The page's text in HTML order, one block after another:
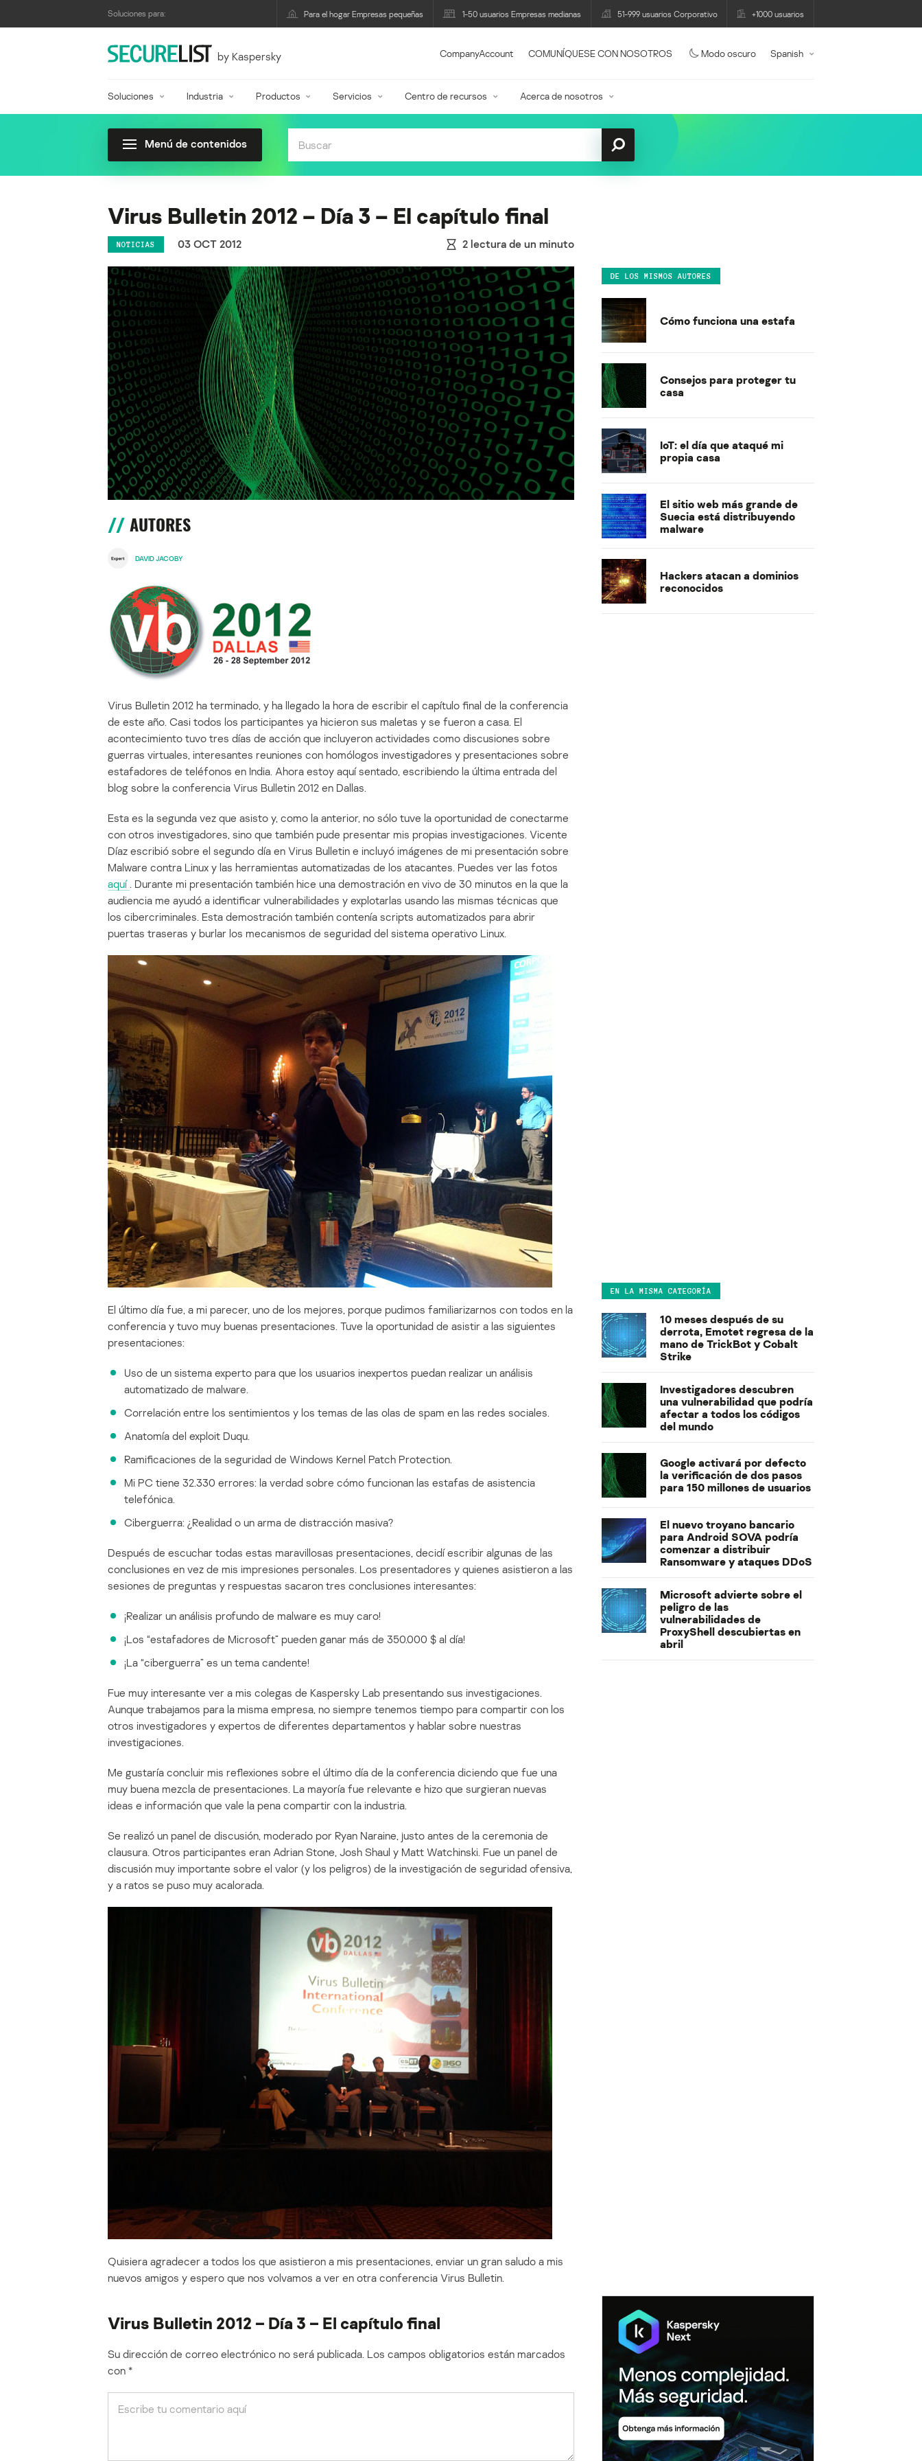
Soluciones para: Para el hogar Empresas pequeñas 1-50 usuarios Empresas medianas 51-999 usuarios Corporativo +1000 usuarios
by Kaspersky CompanyAccount COMUNÍQUESE CON NOSOTROS Modo oscuro Spanish
Soluciones Industria Productos Servicios Centro de recursos Acerca de nosotros
Menú de contenidos
Virus Bulletin 2012 – Día 3 – El capítulo final
NOTICIAS 03 OCT 2012 2 lectura de un minuto
AUTORES
DAVID JACOBY
Virus Bulletin 2012 ha terminado, y ha llegado la hora de escribir el capítulo final de la conferencia
de este año. Casi todos los participantes ya hicieron sus maletas y se fueron a casa. El
acontecimiento tuvo tres días de acción que incluyeron actividades como discusiones sobre
guerras virtuales, interesantes reuniones con homólogos investigadores y presentaciones sobre
estafadores de teléfonos en India. Ahora estoy aquí sentado, escribiendo la última entrada del
blog sobre la conferencia Virus Bulletin 2012 en Dallas.
Esta es la segunda vez que asisto y, como la anterior, no sólo tuve la oportunidad de conectarme
con otros investigadores, sino que también pude presentar mis propias investigaciones. Vicente
Díaz escribió sobre el segundo día en Virus Bulletin e incluyó imágenes de mi presentación sobre
Malware contra Linux y las herramientas automatizadas de los atacantes. Puedes ver las fotos
aquí. Durante mi presentación también hice una demostración en vivo de 30 minutos en la que la
audiencia me ayudó a identificar vulnerabilidades y explotarlas usando las mismas técnicas que
los cibercriminales. Esta demostración también contenía scripts automatizados para abrir
puertas traseras y burlar los mecanismos de seguridad del sistema operativo Linux.
El último día fue, a mi parecer, uno de los mejores, porque pudimos familiarizarnos con todos en la
conferencia y tuvo muy buenas presentaciones. Tuve la oportunidad de asistir a las siguientes
presentaciones:
Uso de un sistema experto para que los usuarios inexpertos puedan realizar un análisis
automatizado de malware.
Correlación entre los sentimientos y los temas de las olas de spam en las redes sociales.
Anatomía del exploit Duqu.
Ramificaciones de la seguridad de Windows Kernel Patch Protection.
Mi PC tiene 32.330 errores: la verdad sobre cómo funcionan las estafas de asistencia
telefónica.
Ciberguerra: ¿Realidad o un arma de distracción masiva?
Después de escuchar todas estas maravillosas presentaciones, decidí escribir algunas de las
conclusiones en vez de mis impresiones personales. Los presentadores y quienes asistieron a las
sesiones de preguntas y respuestas sacaron tres conclusiones interesantes:
¡Realizar un análisis profundo de malware es muy caro!
¡Los “estafadores de Microsoft” pueden ganar más de 350.000 $ al día!
¡La “ciberguerra” es un tema candente!
Fue muy interesante ver a mis colegas de Kaspersky Lab presentando sus investigaciones.
Aunque trabajamos para la misma empresa, no siempre tenemos tiempo para compartir con los
otros investigadores y expertos de diferentes departamentos y hablar sobre nuestras
investigaciones.
Me gustaría concluir mis reflexiones sobre el último día de la conferencia diciendo que fue una
muy buena mezcla de presentaciones. La mayoría fue relevante e hizo que surgieran nuevas
ideas e información que vale la pena compartir con la industria.
Se realizó un panel de discusión, moderado por Ryan Naraine, justo antes de la ceremonia de
clausura. Otros participantes eran Adrian Stone, Josh Shaul y Matt Watchinski. Fue un panel de
discusión muy importante sobre el valor (y los peligros) de la investigación de seguridad ofensiva,
y a ratos se puso muy acalorada.
Quisiera agradecer a todos los que asistieron a mis presentaciones, enviar un gran saludo a mis
nuevos amigos y espero que nos volvamos a ver en otra conferencia Virus Bulletin.
Virus Bulletin 2012 – Día 3 – El capítulo final
Su dirección de correo electrónico no será publicada. Los campos obligatorios están marcados
con *
DE LOS MISMOS AUTORES
Cómo funciona una estafa
Consejos para proteger tu
casa
IoT: el día que ataqué mi
propia casa
El sitio web más grande de
Suecia está distribuyendo
malware
Hackers atacan a dominios
reconocidos
EN LA MISMA CATEGORÍA
10 meses después de su
derrota, Emotet regresa de la
mano de TrickBot y Cobalt
Strike
Investigadores descubren
una vulnerabilidad que podría
afectar a todos los códigos
del mundo
Google activará por defecto
la verificación de dos pasos
para 150 millones de usuarios
El nuevo troyano bancario
para Android SOVA podría
comenzar a distribuir
Ransomware y ataques DDoS
Microsoft advierte sobre el
peligro de las
vulnerabilidades de
ProxyShell descubiertas en
abril